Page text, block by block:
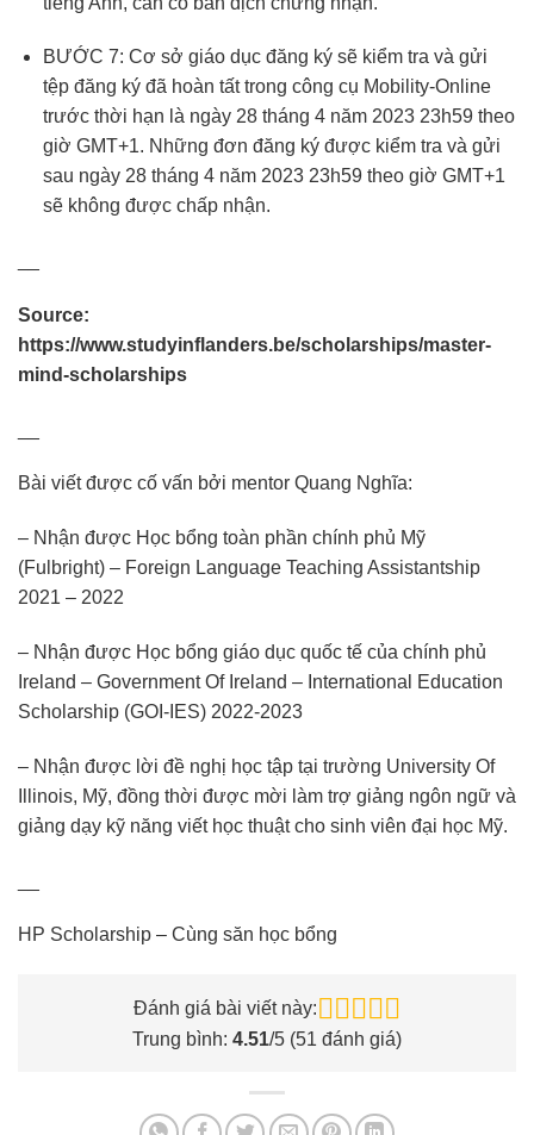
BƯỚC 7: Cơ sở giáo dục đăng ký sẽ kiểm tra và gửi
tệp đăng ký đã hoàn tất trong công cụ Mobility-Online
trước thời hạn là ngày 28 tháng 4 năm 2023 23h59 theo
giờ GMT+1. Những đơn đăng ký được kiểm tra và gửi
sau ngày 28 tháng 4 năm 2023 23h59 theo giờ GMT+1
sẽ không được chấp nhận.
Source:
https://www.studyinflanders.be/scholarships/master-
mind-scholarships
Bài viết được cố vấn bởi mentor Quang Nghĩa:
– Nhận được Học bổng toàn phần chính phủ Mỹ
(Fulbright) – Foreign Language Teaching Assistantship
2021 – 2022
– Nhận được Học bổng giáo dục quốc tế của chính phủ
Ireland – Government Of Ireland – International Education
Scholarship (GOI-IES) 2022-2023
– Nhận được lời đề nghị học tập tại trường University Of
Illinois, Mỹ, đồng thời được mời làm trợ giảng ngôn ngữ và
giảng dạy kỹ năng viết học thuật cho sinh viên đại học Mỹ.
HP Scholarship – Cùng săn học bổng
Đánh giá bài viết này:
Trung bình: 4.51/5 (51 đánh giá)